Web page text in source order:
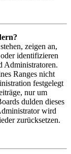
zeigen an,
identifizieren
Administratoren.
Ranges nicht
festgelegt
nur um
dulden dieses
wird
zurücksetzen.